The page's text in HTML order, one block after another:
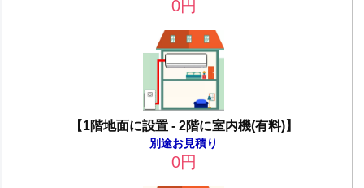
0円
【1階地面に設置 - 2階に室内機(有料)】
別途お見積り
0円